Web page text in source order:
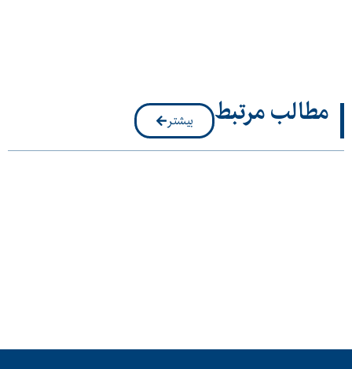
مطالب مرتبط بیشتر